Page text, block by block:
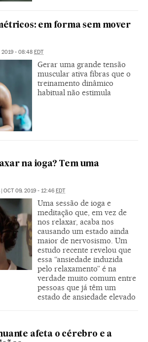
em forma sem mover
2019 - 08:48 EDT
Gerar uma grande tensão
muscular ativa fibras que o
treinamento dinâmico
habitual não estimula
na ioga? Tem uma
| OCT 09, 2019 - 12:46 EDT
Uma sessão de ioga e
meditação que, em vez de
nos relaxar, acaba nos
causando um estado ainda
maior de nervosismo. Um
estudo recente revelou que
essa “ansiedade induzida
pelo relaxamento” é na
verdade muito comum entre
pessoas que já têm um
estado de ansiedade elevado
afeta o cérebro e a